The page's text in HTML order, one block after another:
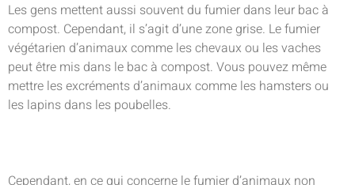
Les gens mettent aussi souvent du fumier dans leur bac à
compost. Cependant, il s’agit d’une zone grise. Le fumier
végétarien d’animaux comme les chevaux ou les vaches
peut être mis dans le bac à compost. Vous pouvez même
mettre les excréments d’animaux comme les hamsters ou
les lapins dans les poubelles.
Cependant, en ce qui concerne le fumier d’animaux non